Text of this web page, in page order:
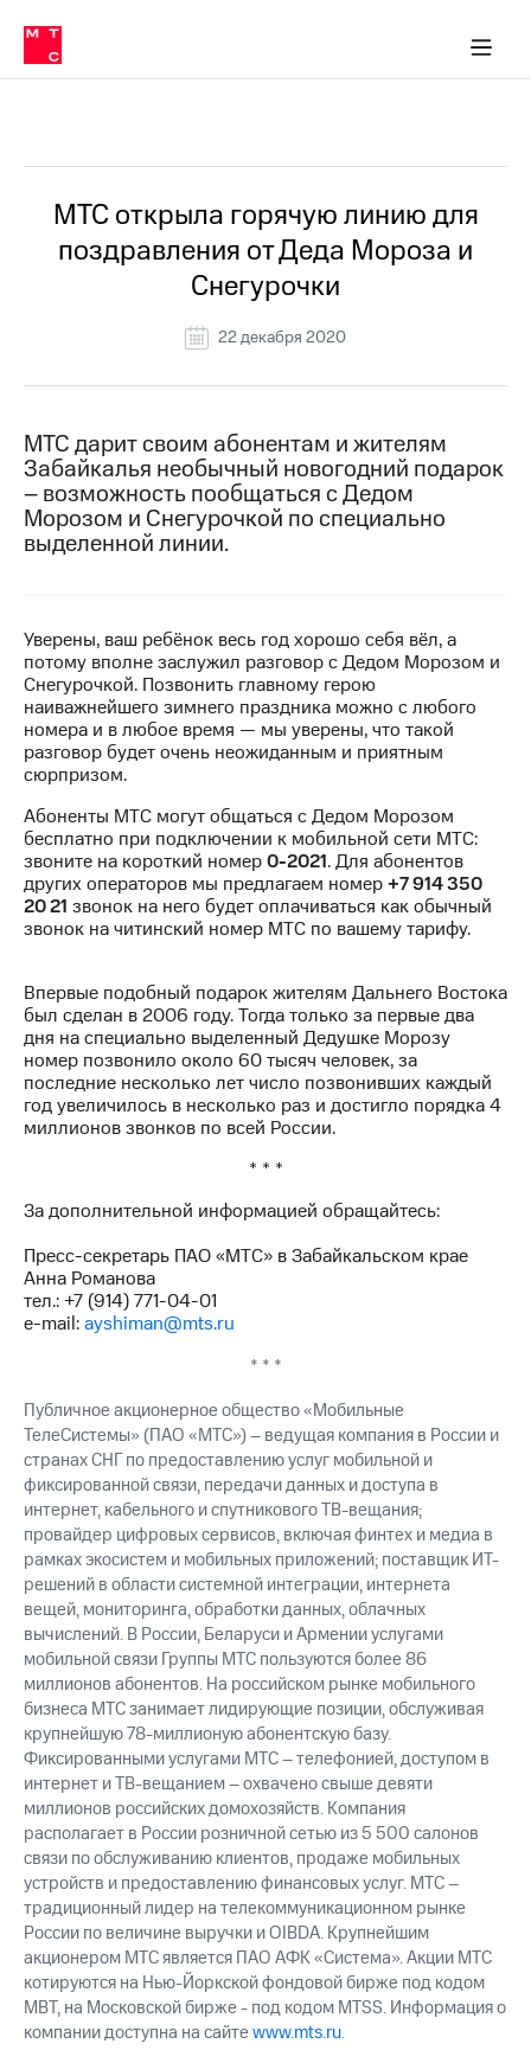
Медиа-центр
и акционерам
Устойчивое развитие
Комплаенс и деловая этика
компании
Карьера
История
компании
Руководство
информация
Контакты
Медиа-центр
Пресс-
релизы
Достижения
Интервью
Финансовая
отчетность
Новости
в
регионе
и акционерам
Корпоративный
секретарь
Раскрытие
информации
Информация
акционерам
"МТС"
Собрания
акционеров
Личный
кабинет
акционера
Акционерный
и
аудит
Рынок
акций
Описание
Программа
приобретения
Порядок
выкупа
акций
Дивиденды
Рынок
облигаций
Описание
Еврооблигации-2023
Уведомление
о
погашении
именных
облигаций
Другое
Регистратор
Реквизиты
Контакты
развитие
деловая этика
в МТС
Пресс-
релизы
о технологиях
МТС открыла горячую линию для
поздравления от Деда Мороза и
Снегурочки
22 декабря 2020
МТС дарит своим абонентам и жителям
Забайкалья необычный новогодний подарок
– возможность пообщаться с Дедом
Морозом и Снегурочкой по специально
выделенной линии.
Уверены, ваш ребёнок весь год хорошо себя вёл, а
потому вполне заслужил разговор с Дедом Морозом и
Снегурочкой. Позвонить главному герою
наиважнейшего зимнего праздника можно с любого
номера и в любое время — мы уверены, что такой
разговор будет очень неожиданным и приятным
сюрпризом.
Абоненты МТС могут общаться с Дедом Морозом
бесплатно при подключении к мобильной сети МТС:
звоните на короткий номер0-2021. Для абонентов
других операторов мы предлагаем номер+7 914 350
20 21 звонок на него будет оплачиваться как обычный
звонок на читинский номер МТС по вашему тарифу.
Впервые подобный подарок жителям Дальнего Востока
был сделан в 2006 году. Тогда только за первые два
дня на специально выделенный Дедушке Морозу
номер позвонило около 60 тысяч человек, за
последние несколько лет число позвонивших каждый
год увеличилось в несколько раз и достигло порядка 4
миллионов звонков по всей России.
* * *
За дополнительной информацией обращайтесь:
Пресс-секретарь ПАО «МТС» в Забайкальском крае
Анна Романова
тел.: +7 (914) 771-04-01
e-mail:ayshiman@mts.ru
* * *
Публичное акционерное общество «Мобильные
ТелеСистемы» (ПАО «МТС») – ведущая компания в России и
странах СНГ по предоставлению услуг мобильной и
фиксированной связи, передачи данных и доступа в
интернет, кабельного и спутникового ТВ-вещания;
провайдер цифровых сервисов, включая финтех и медиа в
рамках экосистем и мобильных приложений; поставщик ИТ-
решений в области системной интеграции, интернета
вещей, мониторинга, обработки данных, облачных
вычислений. В России, Беларуси и Армении услугами
мобильной связи Группы МТС пользуются более 86
миллионов абонентов. На российском рынке мобильного
бизнеса МТС занимает лидирующие позиции, обслуживая
крупнейшую 78-миллионую абонентскую базу.
Фиксированными услугами МТС – телефонией, доступом в
интернет и ТВ-вещанием – охвачено свыше девяти
миллионов российских домохозяйств. Компания
располагает в России розничной сетью из 5 500 салонов
связи по обслуживанию клиентов, продаже мобильных
устройств и предоставлению финансовых услуг. МТС –
традиционный лидер на телекоммуникационном рынке
России по величине выручки и OIBDA. Крупнейшим
акционером МТС является ПАО АФК «Система». Акции МТС
котируются на Нью-Йоркской фондовой бирже под кодом
MBT, на Московской бирже - под кодом MTSS. Информация о
компании доступна на сайтеwww.mts.ru.